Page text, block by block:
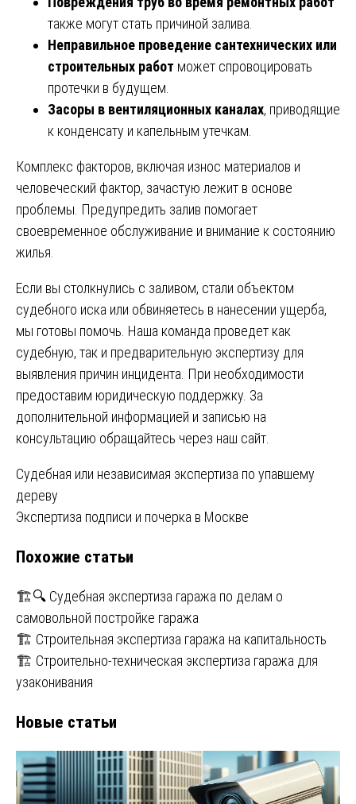
также могут стать причиной залива.
Неправильное проведение сантехнических или
строительных работ может спровоцировать
протечки в будущем.
Засоры в вентиляционных каналах, приводящие
к конденсату и капельным утечкам.
Комплекс факторов, включая износ материалов и
человеческий фактор, зачастую лежит в основе
проблемы. Предупредить залив помогает
своевременное обслуживание и внимание к состоянию
жилья.
Если вы столкнулись с заливом, стали объектом
судебного иска или обвиняетесь в нанесении ущерба,
мы готовы помочь. Наша команда проведет как
судебную, так и предварительную экспертизу для
выявления причин инцидента. При необходимости
предоставим юридическую поддержку. За
дополнительной информацией и записью на
консультацию обращайтесь через наш сайт.
Навигация
по
Судебная или независимая экспертиза по упавшему
дереву
Экспертиза подписи и почерка в Москве
Похожие статьи
🏗️🔍 Судебная экспертиза гаража по делам о
самовольной постройке гаража
🏗️ Строительная экспертиза гаража на капитальность
🏗️ Строительно-техническая экспертиза гаража для
узаконивания
Новые статьи